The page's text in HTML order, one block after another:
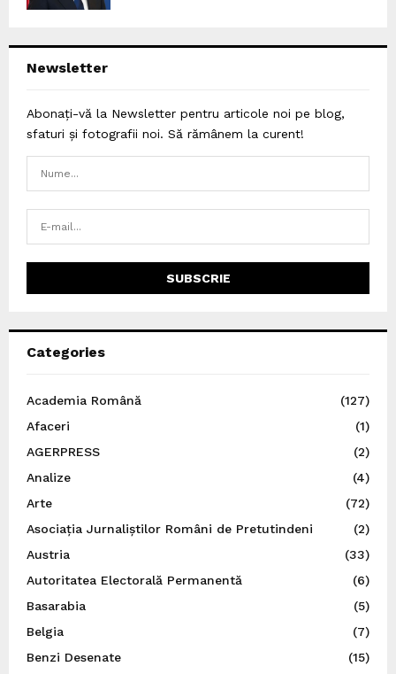
Newsletter
Abonați-vă la Newsletter pentru articole noi pe blog,
sfaturi și fotografii noi. Să rămânem la curent!
Categories
Academia Română
(127)
Afaceri
(1)
AGERPRESS
(2)
Analize
(4)
Arte
(72)
Asociația Jurnaliștilor Români de Pretutindeni
(2)
Austria
(33)
Autoritatea Electorală Permanentă
(6)
Basarabia
(5)
Belgia
(7)
Benzi Desenate
(15)